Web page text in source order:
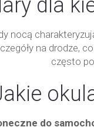
dla
nocą
na drodze,
często
do